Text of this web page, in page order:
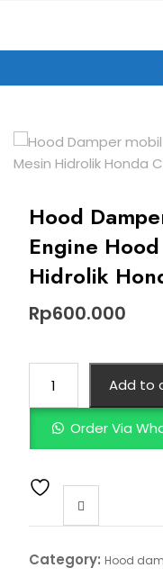
Hood
Engine
Hidrolik
Rp600.000
Add to
Order Via
Category: Hood